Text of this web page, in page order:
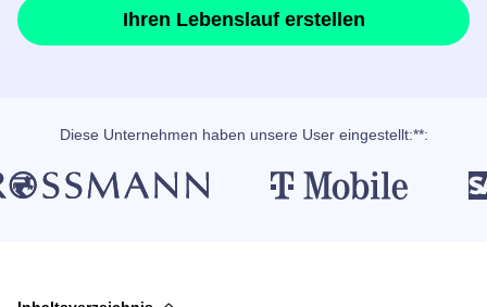
Ihren Lebenslauf erstellen
Diese Unternehmen haben unsere User eingestellt:**: